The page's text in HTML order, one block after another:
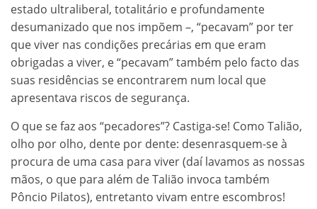
estado ultraliberal, totalitário e profundamente
desumanizado que nos impõem –, “pecavam” por ter
que viver nas condições precárias em que eram
obrigadas a viver, e “pecavam” também pelo facto das
suas residências se encontrarem num local que
apresentava riscos de segurança.
O que se faz aos “pecadores”? Castiga-se! Como Talião,
olho por olho, dente por dente: desenrasquem-se à
procura de uma casa para viver (daí lavamos as nossas
mãos, o que para além de Talião invoca também
Pôncio Pilatos), entretanto vivam entre escombros!